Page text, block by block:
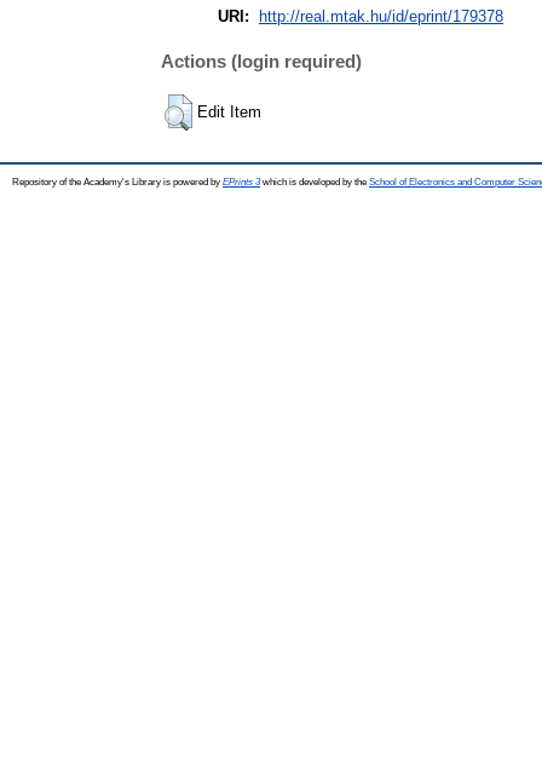
URI: http://real.mtak.hu/id/eprint/179378
Actions (login required)
Edit Item
Repository of the Academy's Library is powered by EPrints 3which is developed by the School of Electronics and Computer